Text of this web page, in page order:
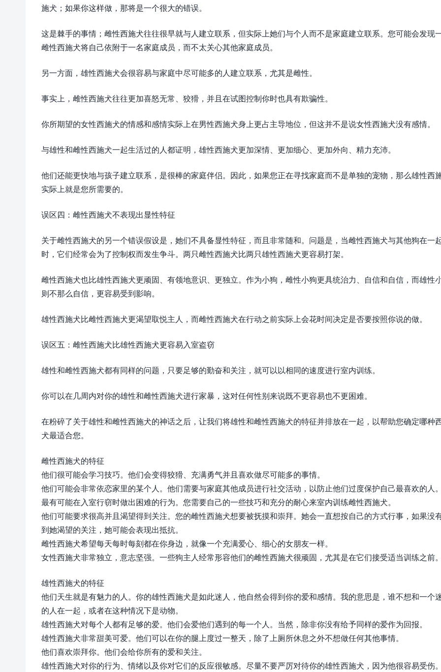
施犬；如果你这样做，那将是一个很大的错误。
这是棘手的事情；雌性西施犬往往很早就与人建立联系，但实际上她们与个人而不是家庭建立联系。您可能会发现
雌性西施犬将自己依附于一名家庭成员，而不太关心其他家庭成员。
另一方面，雄性西施犬会很容易与家庭中尽可能多的人建立联系，尤其是雌性。
事实上，雌性西施犬往往更加喜怒无常、狡猾，并且在试图控制你时也具有欺骗性。
你所期望的女性西施犬的情感和感情实际上在男性西施犬身上更占主导地位，但这并不是说女性西施犬没有感情。
与雄性和雌性西施犬一起生活过的人都证明，雄性西施犬更加深情、更加细心、更加外向、精力充沛。
他们还能更快地与孩子建立联系，是很棒的家庭伴侣。因此，如果您正在寻找家庭而不是单独的宠物，那么雄性西
实际上就是您所需要的。
误区四：雌性西施犬不表现出显性特征
关于雌性西施犬的另一个错误假设是，她们不具备显性特征，而且非常随和。问题是，当雌性西施犬与其他狗在一
时，它们经常会为了控制权而发生争斗。两只雌性西施犬比两只雄性西施犬更容易打架。
雌性西施犬也比雄性西施犬更顽固、有领地意识、更独立。作为小狗，雌性小狗更具统治力、自信和自信，而雄性
则不那么自信，更容易受到影响。
雄性西施犬比雌性西施犬更渴望取悦主人，而雌性西施犬在行动之前实际上会花时间决定是否要按照你说的做。
误区五：雌性西施犬比雄性西施犬更容易入室盗窃
雄性和雌性西施犬都有同样的问题，只要足够的勤奋和关注，就可以以相同的速度进行室内训练。
你可以在几周内对你的雄性和雌性西施犬进行家暴，这对任何性别来说既不更容易也不更困难。
在粉碎了关于雄性和雌性西施犬的神话之后，让我们将雄性和雌性西施犬的特征并排放在一起，以帮助您确定哪种
犬最适合您。
雌性西施犬的特征
他们很可能会学习技巧。他们会变得狡猾、充满勇气并且喜欢做尽可能多的事情。
他们可能会非常依恋家里的某个人。他们需要与家庭其他成员进行社交活动，以防止他们过度保护自己最喜欢的人
最有可能在入室行窃时做出困难的行为。您需要自己的一些技巧和充分的耐心来室内训练雌性西施犬。
他们可能要求很高并且渴望得到关注。您的雌性西施犬想要被抚摸和崇拜。她会一直想按自己的方式行事，如果没
到她渴望的关注，她可能会表现出抵抗。
雌性西施犬希望每天每时每刻都在你身边，就像一个充满爱心、细心的女朋友一样。
女性西施犬非常独立，意志坚强。一些狗主人经常形容他们的雌性西施犬很顽固，尤其是在它们接受适当训练之前
雄性西施犬的特征
他们天生就是有魅力的人。你的雄性西施犬是如此迷人，他自然会得到你的爱和感情。我的意思是，谁不想和一个
的人在一起，或者在这种情况下是动物。
雄性西施犬对每个人都有足够的爱。他们会爱他们遇到的每一个人。当然，除非你没有给予同样的爱作为回报。
雄性西施犬非常甜美可爱。他们可以在你的腿上度过一整天，除了上厕所休息之外不想做任何其他事情。
他们喜欢崇拜你。他们会给你所有的爱和关注。
雄性西施犬对你的行为、情绪以及你对它们的反应很敏感。尽量不要严厉对待你的雄性西施犬，因为他很容易受伤